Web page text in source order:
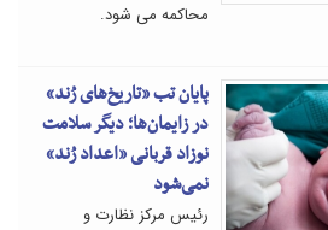
محاکمه می شود.
پایان تب «تاریخ‌های رُند»
در زایمان‌ها؛ دیگر سلامت
نوزاد قربانی «اعداد رُند»
نمی‌شود
رئیس مرکز نظارت و